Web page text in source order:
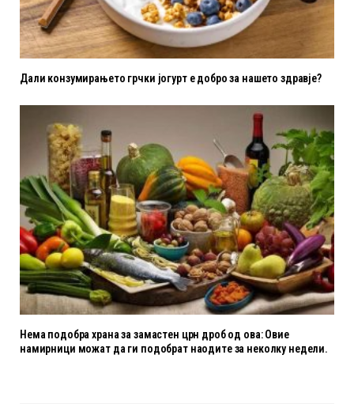
Дали конзумирањето грчки јогурт е добро за нашето здравје?
Нема подобра храна за замастен црн дроб од ова: Овие
намирници можат да ги подобрат наодите за неколку недели.